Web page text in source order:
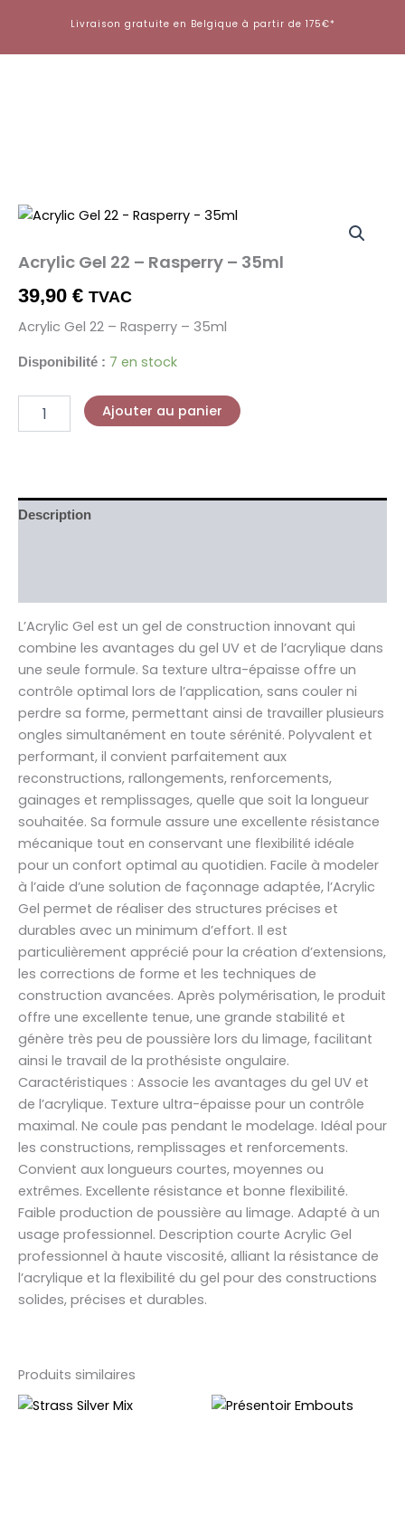
contenu
Livraison gratuite en Belgique à partir de 175€*
Acrylic Gel 22 – Rasperry – 35ml
39,90 € TVAC
Acrylic Gel 22 – Rasperry – 35ml
Disponibilité : 7 en stock
quantité
Gel
22
-
Rasperry
35ml
Ajouter au panier
Description
L’Acrylic Gel est un gel de construction innovant qui
combine les avantages du gel UV et de l’acrylique dans
une seule formule. Sa texture ultra-épaisse offre un
contrôle optimal lors de l’application, sans couler ni
perdre sa forme, permettant ainsi de travailler plusieurs
ongles simultanément en toute sérénité. Polyvalent et
performant, il convient parfaitement aux
reconstructions, rallongements, renforcements,
gainages et remplissages, quelle que soit la longueur
souhaitée. Sa formule assure une excellente résistance
mécanique tout en conservant une flexibilité idéale
pour un confort optimal au quotidien. Facile à modeler
à l’aide d’une solution de façonnage adaptée, l’Acrylic
Gel permet de réaliser des structures précises et
durables avec un minimum d’effort. Il est
particulièrement apprécié pour la création d’extensions,
les corrections de forme et les techniques de
construction avancées. Après polymérisation, le produit
offre une excellente tenue, une grande stabilité et
génère très peu de poussière lors du limage, facilitant
ainsi le travail de la prothésiste ongulaire.
Caractéristiques : Associe les avantages du gel UV et
de l’acrylique. Texture ultra-épaisse pour un contrôle
maximal. Ne coule pas pendant le modelage. Idéal pour
les constructions, remplissages et renforcements.
Convient aux longueurs courtes, moyennes ou
extrêmes. Excellente résistance et bonne flexibilité.
Faible production de poussière au limage. Adapté à un
usage professionnel. Description courte Acrylic Gel
professionnel à haute viscosité, alliant la résistance de
l’acrylique et la flexibilité du gel pour des constructions
solides, précises et durables.
Produits similaires